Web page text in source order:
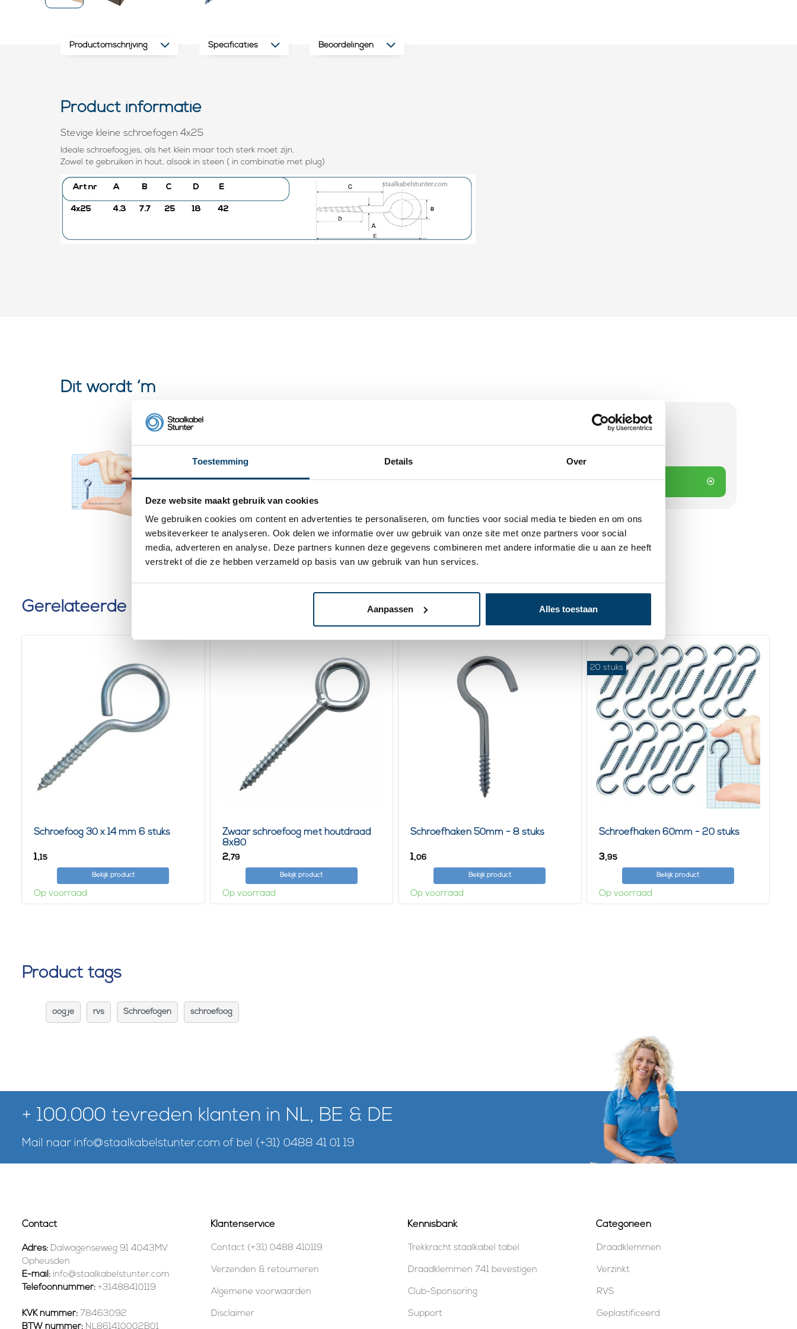
Toestemming Details Over
Deze website maakt gebruik van cookies
We gebruiken cookies om content en advertenties te personaliseren, om functies voor social media te bieden en om ons
websiteverkeer te analyseren. Ook delen we informatie over uw gebruik van onze site met onze partners voor social
media, adverteren en analyse. Deze partners kunnen deze gegevens combineren met andere informatie die u aan ze heeft
verstrekt of die ze hebben verzameld op basis van uw gebruik van hun services.
Aanpassen Alles toestaan
Productomschrijving Specificaties Beoordelingen
Product informatie
Stevige kleine schroefogen 4x25
Ideale schroefoogjes, als het klein maar toch sterk moet zijn.
Zowel te gebruiken in hout, alsook in steen ( in combinatie met plug)
Dit wordt ‘m
Schroefogen 4 x 25
0 klantbeoordelingen
In winkelwagen
Gerelateerde producten
Schroefoog 30 x 14 mm 6 stuks
1,15
Bekijk product
Op voorraad
Zwaar schroefoog met houtdraad
8x80
2,79
Bekijk product
Op voorraad
Schroefhaken 50mm - 8 stuks
1,06
Bekijk product
Op voorraad
Schroefhaken 60mm - 20 stuks
3,95
Bekijk product
Op voorraad
20 stuks
Product tags
oogje rvs Schroefogen schroefoog
+ 100.000 tevreden klanten in NL, BE & DE
Mail naar info@staalkabelstunter.com of bel (+31) 0488 41 01 19
Contact
Adres: Dalwagenseweg 91 4043MV
Opheusden
E-mail: info@staalkabelstunter.com
Telefoonnummer: +31488410119
KVK nummer: 78463092
BTW nummer: NL861410002B01
Klantenservice
Contact (+31) 0488 410119
Verzenden & retourneren
Algemene voorwaarden
Disclaimer
Kennisbank
Trekkracht staalkabel tabel
Draadklemmen 741 bevestigen
Club-Sponsoring
Support
Categorieën
Draadklemmen
Verzinkt
RVS
Geplastificeerd